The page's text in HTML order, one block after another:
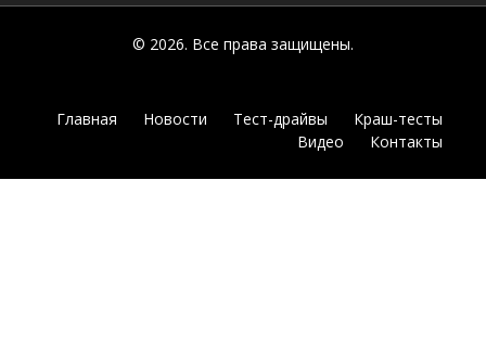
© 2026. Все права защищены.
Главная Новости Тест-драйвы
Краш-тесты
Видео
Контакты